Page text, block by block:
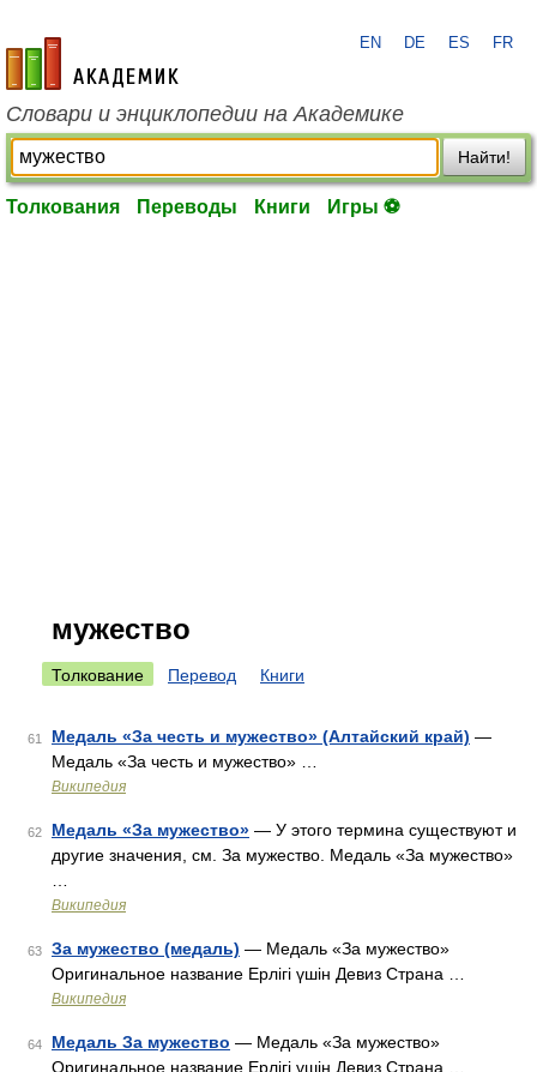
academic.ru
EN DE ES FR
Словари и энциклопедии на Академике
Найти!
Толкования Переводы Книги Игры ⚽
мужество
Толкование Перевод Книги
61 Медаль «За честь и мужество» (Алтайский край) —
Медаль «За честь и мужество» …
Википедия
62 Медаль «За мужество» — У этого термина существуют и
другие значения, см. За мужество. Медаль «За мужество»
Википедия
63 За мужество (медаль) — Медаль «За мужество»
Оригинальное название Ерлiгi үшiн Девиз Страна …
Википедия
64 Медаль За мужество — Медаль «За мужество»
Оригинальное название Ерлiгi үшiн Девиз Страна …